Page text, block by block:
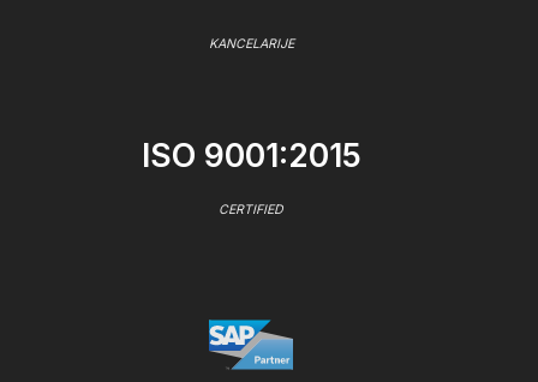
KANCELARIJE
ISO 9001:2015
CERTIFIED